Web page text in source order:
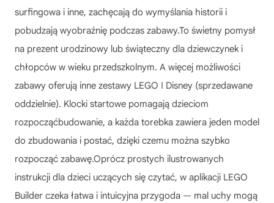
surfingowa i inne, zachęcają do wymyślania historii i
pobudzają wyobraźnię podczas zabawy.To świetny pomysł
na prezent urodzinowy lub świąteczny dla dziewczynek i
chłopców w wieku przedszkolnym. A więcej możliwości
zabawy oferują inne zestawy LEGO ǀ Disney (sprzedawane
oddzielnie). Klocki startowe pomagają dzieciom
rozpocząćbudowanie, a każda torebka zawiera jeden model
do zbudowania i postać, dzięki czemu można szybko
rozpocząć zabawę.Oprócz prostych ilustrowanych
instrukcji dla dzieci uczących się czytać, w aplikacji LEGO
Builder czeka łatwa i intuicyjna przygoda — mal uchy mogą